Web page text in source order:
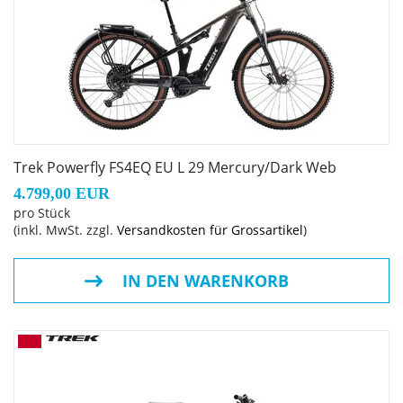
Modells – umgestellt, was zu einer erheblichen
Verringerung unseres CO2-Fußabdrucks führt.
Geschlecht: Uni
Rahmen: Alpha Platinum Aluminium, Removable
Integrated Battery (RIB 2.0), konisches Steuerrohr,
geführte interne Zugverlegung, Motor Armor, per
Mino Link verstellbare Geometrie, verstellbares
Hebelverhältnis, 34,9 mm Sitzrohr, ABP, UDH,
Gepäckträger- und Schutzblechösen, Boost148, 120 mm
Trek Powerfly FS4EQ EU L 29 Mercury/Dark Web
4.799,00 EUR
pro Stück
(inkl. MwSt. zzgl. Versandkosten für Grossartikel)
IN DEN WARENKORB